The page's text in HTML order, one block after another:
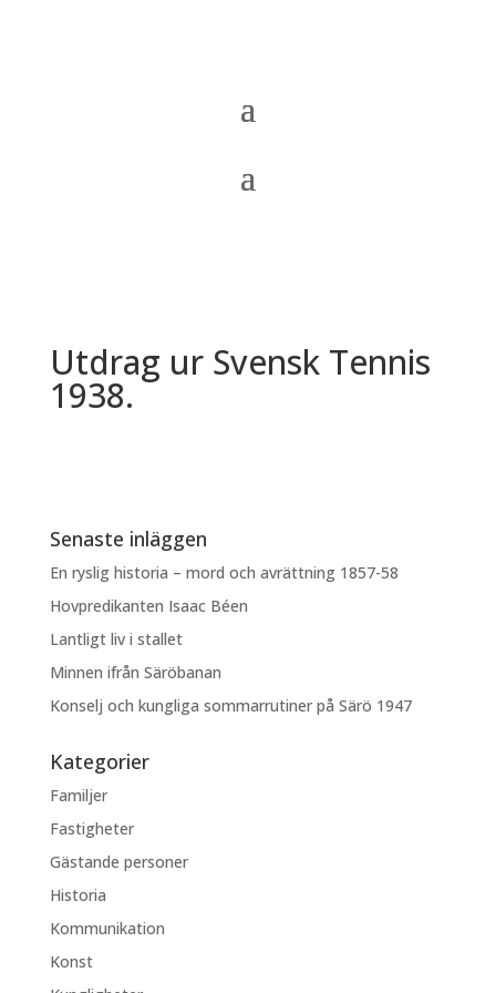
Utdrag ur Svensk Tennis
1938.
Senaste inläggen
En ryslig historia – mord och avrättning 1857-58
Hovpredikanten Isaac Béen
Lantligt liv i stallet
Minnen ifrån Säröbanan
Konselj och kungliga sommarrutiner på Särö 1947
Kategorier
Familjer
Fastigheter
Gästande personer
Historia
Kommunikation
Konst